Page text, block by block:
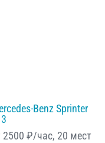
Benz Sprinter
2500 ₽/час, 20 мест